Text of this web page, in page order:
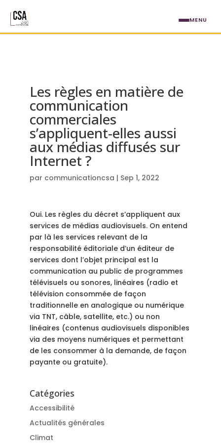
Les règles en matière de
communication
commerciales
s’appliquent-elles aussi
aux médias diffusés sur
Internet ?
par communicationcsa | Sep 1, 2022
Oui. Les règles du décret s’appliquent aux
services de médias audiovisuels. On entend
par là les services relevant de la
responsabilité éditoriale d’un éditeur de
services dont l’objet principal est la
communication au public de programmes
télévisuels ou sonores, linéaires (radio et
télévision consommée de façon
traditionnelle en analogique ou numérique
via TNT, câble, satellite, etc.) ou non
linéaires (contenus audiovisuels disponibles
via des moyens numériques et permettant
de les consommer à la demande, de façon
payante ou gratuite).
Catégories
Accessibilité
Actualités générales
Climat
MENU